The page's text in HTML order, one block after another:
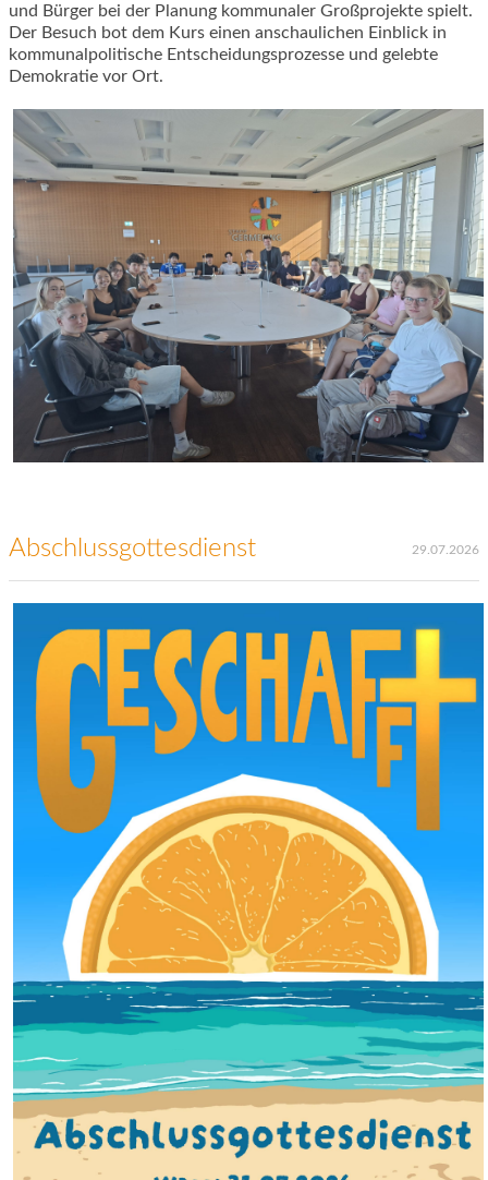
und Bürger bei der Planung kommunaler Großprojekte spielt.
Der Besuch bot dem Kurs einen anschaulichen Einblick in
kommunalpolitische Entscheidungsprozesse und gelebte
Demokratie vor Ort.
29.07.2026
Abschlussgottesdienst